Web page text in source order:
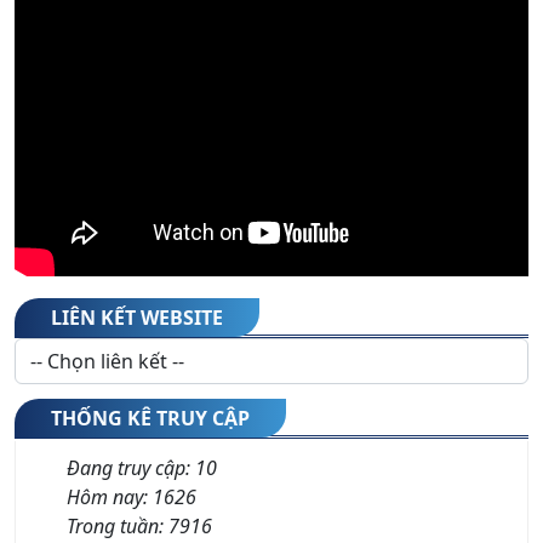
LIÊN KẾT WEBSITE
THỐNG KÊ TRUY CẬP
Đang truy cập: 10
Hôm nay: 1626
Trong tuần: 7916